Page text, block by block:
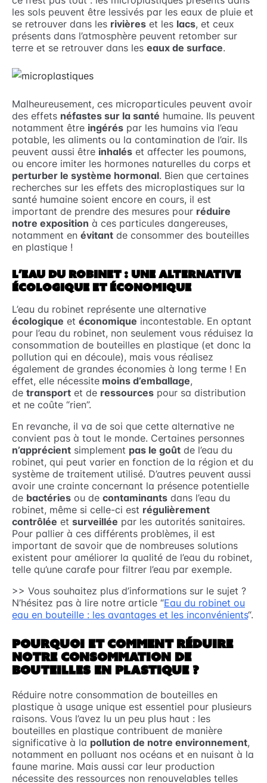
les sols peuvent être lessivés par les eaux de pluie et
se retrouver dans les rivières et les lacs, et ceux
présents dans l’atmosphère peuvent retomber sur
terre et se retrouver dans les eaux de surface.
Malheureusement, ces microparticules peuvent avoir
des effets néfastes sur la santé humaine. Ils peuvent
notamment être ingérés par les humains via l’eau
potable, les aliments ou la contamination de l’air. Ils
peuvent aussi être inhalés et affecter les poumons,
ou encore imiter les hormones naturelles du corps et
perturber le système hormonal. Bien que certaines
recherches sur les effets des microplastiques sur la
santé humaine soient encore en cours, il est
important de prendre des mesures pour réduire
notre exposition à ces particules dangereuses,
notamment en évitant de consommer des bouteilles
en plastique !
L’EAU DU ROBINET : UNE ALTERNATIVE
ÉCOLOGIQUE ET ÉCONOMIQUE
L’eau du robinet représente une alternative
écologique et économique incontestable. En optant
pour l’eau du robinet, non seulement vous réduisez la
consommation de bouteilles en plastique (et donc la
pollution qui en découle), mais vous réalisez
également de grandes économies à long terme ! En
effet, elle nécessite moins d’emballage,
de transport et de ressources pour sa distribution
et ne coûte “rien”.
En revanche, il va de soi que cette alternative ne
convient pas à tout le monde. Certaines personnes
n’apprécient simplement pas le goût de l’eau du
robinet, qui peut varier en fonction de la région et du
système de traitement utilisé. D’autres peuvent aussi
avoir une crainte concernant la présence potentielle
de bactéries ou de contaminants dans l’eau du
robinet, même si celle-ci est régulièrement
contrôlée et surveillée par les autorités sanitaires.
Pour pallier à ces différents problèmes, il est
important de savoir que de nombreuses solutions
existent pour améliorer la qualité de l’eau du robinet,
telle qu’une carafe pour filtrer l’eau par exemple.
>> Vous souhaitez plus d’informations sur le sujet ?
N’hésitez pas à lire notre article “Eau du robinet ou
eau en bouteille : les avantages et les inconvénients“.
POURQUOI ET COMMENT RÉDUIRE
NOTRE CONSOMMATION DE
BOUTEILLES EN PLASTIQUE ?
Réduire notre consommation de bouteilles en
plastique à usage unique est essentiel pour plusieurs
raisons. Vous l’avez lu un peu plus haut : les
bouteilles en plastique contribuent de manière
significative à la pollution de notre environnement,
notamment en polluant nos océans et en nuisant à la
faune marine. Mais aussi car leur production
nécessite des ressources non renouvelables telles